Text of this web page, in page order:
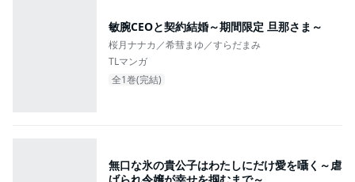
敏腕CEOと契約結婚～期間限定 旦那さま～
桜月ナナカ／希彗まゆ／すらだまみ
TLマンガ
全1巻(完結)
無口な氷の貴公子はわたしにだけ愛を囁く～虐